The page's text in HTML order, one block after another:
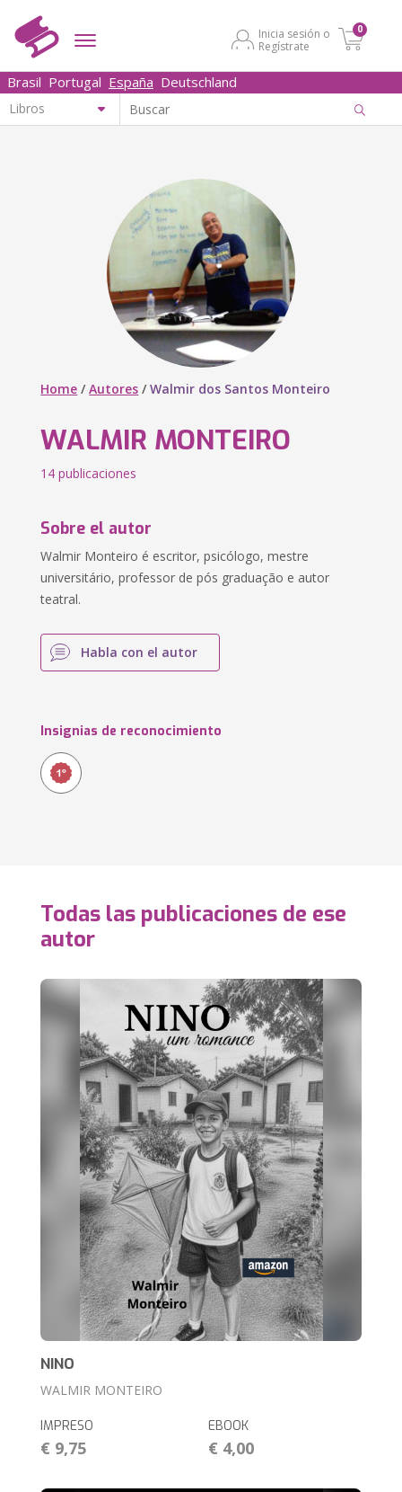
Inicia sesión o
Regístrate
0
Brasil Portugal España Deutschland
Home /Autores /Walmir dos Santos Monteiro
WALMIR MONTEIRO
14 publicaciones
Sobre el autor
Walmir Monteiro é escritor, psicólogo, mestre
universitário, professor de pós graduação e autor
teatral.
Habla con el autor
Insignias de reconocimiento
Todas las publicaciones de ese
autor
NINO
WALMIR MONTEIRO
IMPRESO
€ 9,75
EBOOK
€ 4,00